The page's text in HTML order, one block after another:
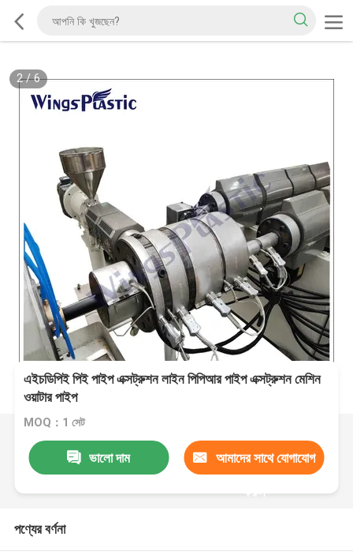
2/6
এইচডিপিই পিই পাইপ এক্সট্রুশন লাইন পিপিআর পাইপ এক্সট্রুশন মেশিন
ওয়াটার পাইপ
MOQ：1 সেট
ভালো দাম আমাদের সাথে যোগাযোগ
করুন
পণ্যের বর্ণনা